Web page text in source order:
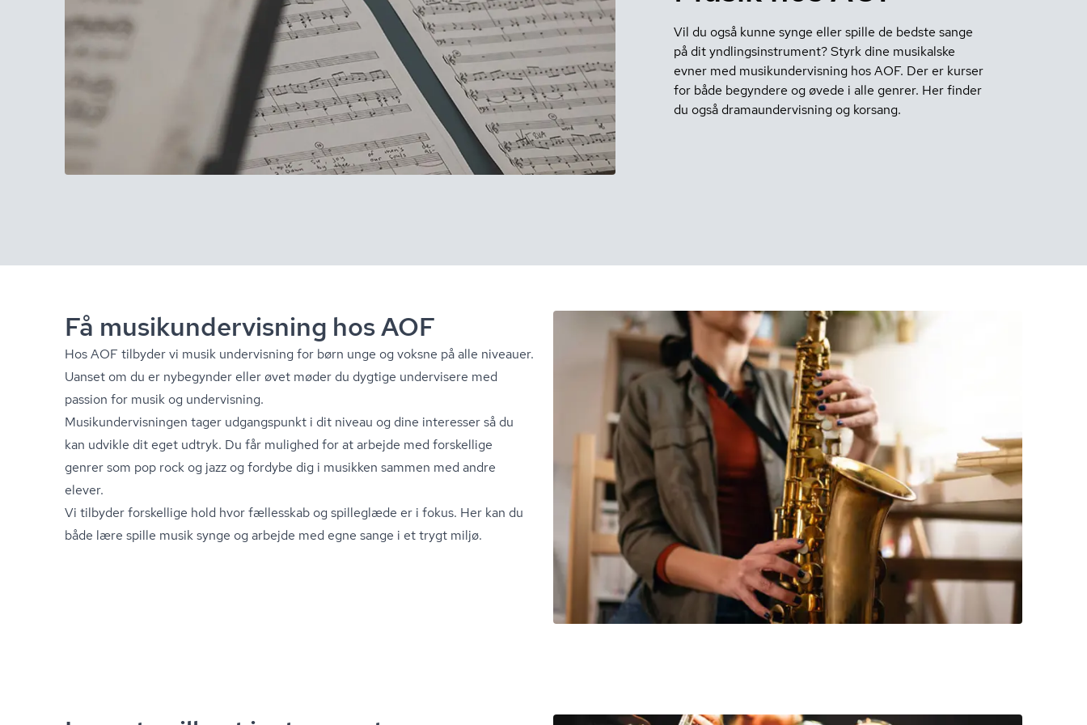
Vil du også kunne synge eller spille de bedste sange
på dit yndlingsinstrument? Styrk dine musikalske
evner med musikundervisning hos AOF. Der er kurser
for både begyndere og øvede i alle genrer. Her finder
du også dramaundervisning og korsang.
Få mu­si­kun­der­vis­ning hos AOF
Hos AOF tilbyder vi musik undervisning for børn unge og voksne på alle niveauer.
Uanset om du er nybegynder eller øvet møder du dygtige undervisere med
passion for musik og undervisning.
Mu­si­kun­der­vis­nin­gen tager udgangspunkt i dit niveau og dine interesser så du
kan udvikle dit eget udtryk. Du får mulighed for at arbejde med forskellige
genrer som pop rock og jazz og fordybe dig i musikken sammen med andre
elever.
Vi tilbyder forskellige hold hvor fællesskab og spilleglæde er i fokus. Her kan du
både lære spille musik synge og arbejde med egne sange i et trygt miljø.